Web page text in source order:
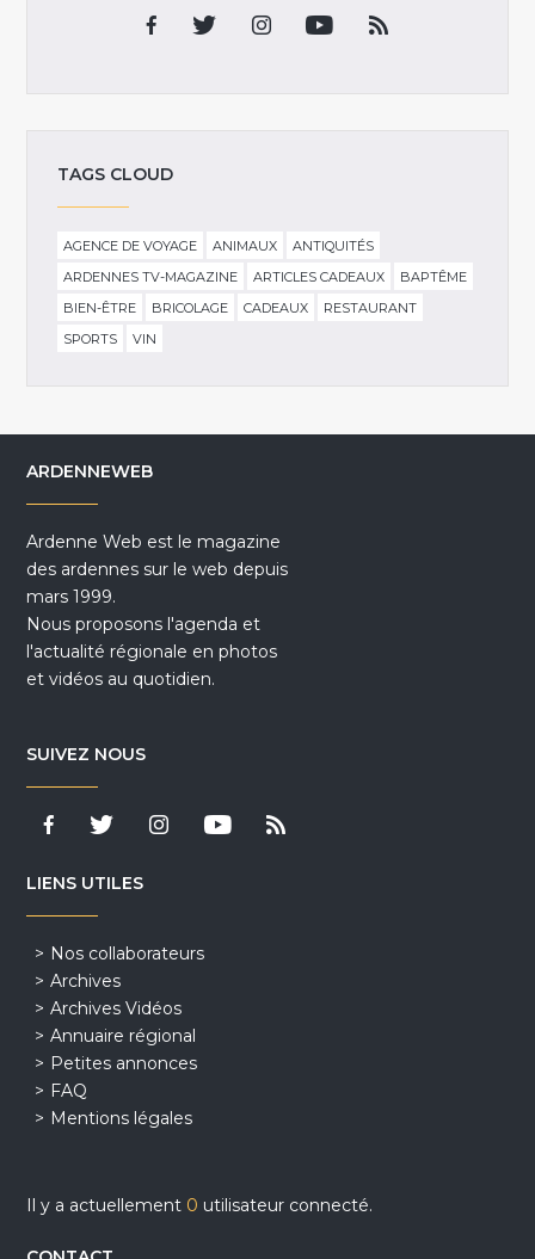
TAGS CLOUD
AGENCE DE VOYAGE ANIMAUX
ANTIQUITÉS
ARDENNES TV-MAGAZINE
ARTICLES CADEAUX
BAPTÊME
BIEN-ÊTRE
BRICOLAGE CADEAUX
RESTAURANT
SPORTS
VIN
ARDENNEWEB
Ardenne Web est le magazine
des ardennes sur le web depuis
mars 1999.
Nous proposons l'agenda et
l'actualité régionale en photos
et vidéos au quotidien.
SUIVEZ NOUS
LIENS UTILES
Nos collaborateurs
Archives
Archives Vidéos
Annuaire régional
Petites annonces
FAQ
Mentions légales
Il y a actuellement 0 utilisateur connecté.